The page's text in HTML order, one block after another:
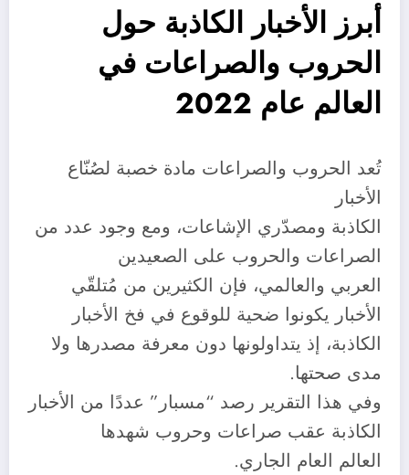
أبرز الأخبار الكاذبة حول
الحروب والصراعات في
العالم عام 2022
تُعد الحروب والصراعات مادة خصبة لصُنّاع
الأخبار
الكاذبة ومصدّري الإشاعات، ومع وجود عدد من
الصراعات والحروب على الصعيدين
العربي والعالمي، فإن الكثيرين من مُتلقّي
الأخبار يكونوا ضحية للوقوع في فخ الأخبار
الكاذبة، إذ يتداولونها دون معرفة مصدرها ولا
مدى صحتها.
وفي هذا التقرير رصد “مسبار” عددًا من الأخبار
الكاذبة عقب صراعات وحروب شهدها
العالم العام الجاري.